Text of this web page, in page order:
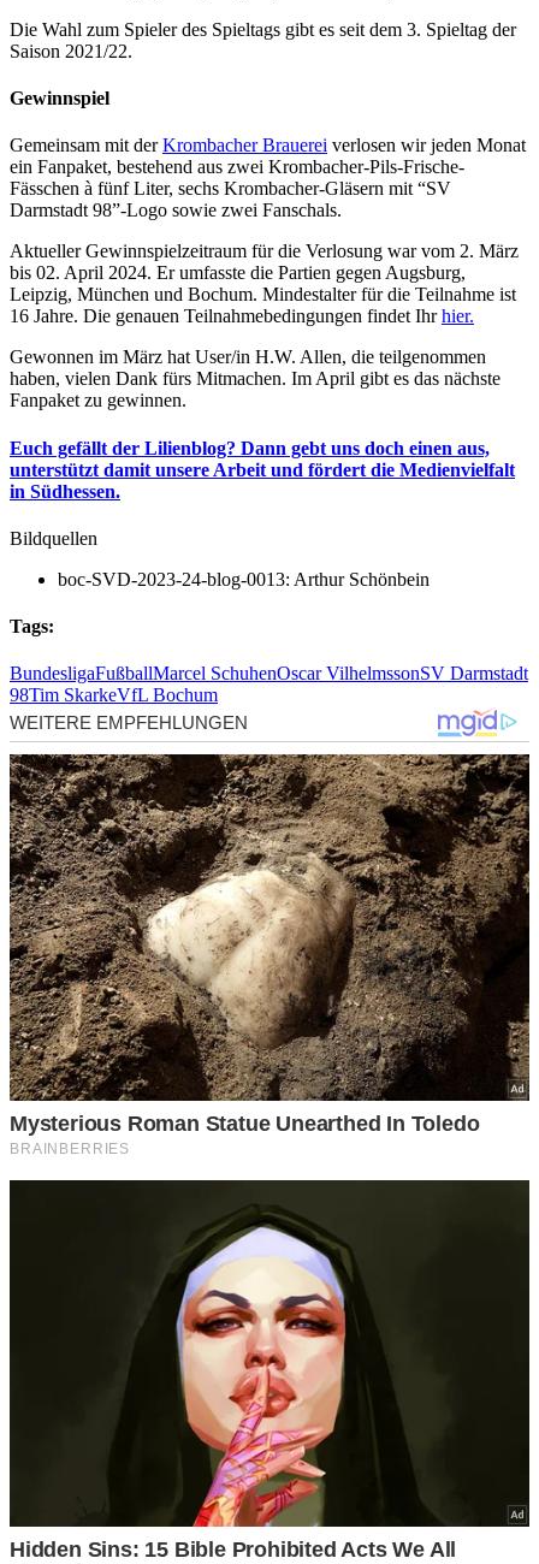
Die Wahl zum Spieler des Spieltags gibt es seit dem 3. Spieltag der
Saison 2021/22.
Gewinnspiel
Gemeinsam mit derKrombacher Brauerei verlosen wir jeden Monat
ein Fanpaket, bestehend aus zwei Krombacher-Pils-Frische-
Fässchen à fünf Liter, sechs Krombacher-Gläsern mit “SV
Darmstadt 98”-Logo sowie zwei Fanschals.
Aktueller Gewinnspielzeitraum für die Verlosung war vom 2. März
bis 02. April 2024. Er umfasste die Partien gegen Augsburg,
Leipzig, München und Bochum. Mindestalter für die Teilnahme ist
16 Jahre. Die genauen Teilnahmebedingungen findet Ihrhier.
Gewonnen im März hat User/in H.W. Allen, die teilgenommen
haben, vielen Dank fürs Mitmachen. Im April gibt es das nächste
Fanpaket zu gewinnen.
Euch gefällt der Lilienblog? Dann gebt uns doch einen aus,
unterstützt damit unsere Arbeit und fördert die Medienvielfalt
in Südhessen.
Bildquellen
boc-SVD-2023-24-blog-0013: Arthur Schönbein
Tags:
BundesligaFußballMarcel SchuhenOscar VilhelmssonSV Darmstadt
98Tim SkarkeVfL Bochum